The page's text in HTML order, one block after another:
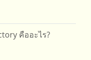
คืออะไร?